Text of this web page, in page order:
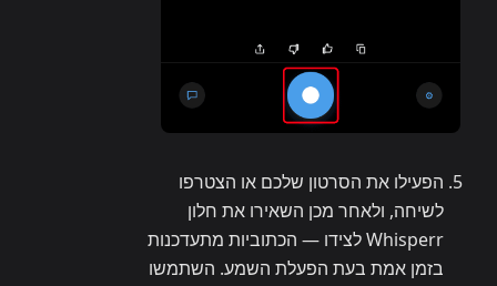
הפעילו את הסרטון שלכם או הצטרפו
לשיחה, ולאחר מכן השאירו את חלון
Whisperr לצידו — הכתוביות מתעדכנות
בזמן אמת בעת הפעלת השמע. השתמשו